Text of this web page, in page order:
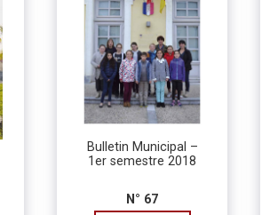
Bulletin Municipal –
1er semestre 2018
N° 67